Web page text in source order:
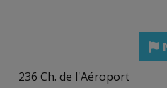
236 Ch. de l'Aéroport